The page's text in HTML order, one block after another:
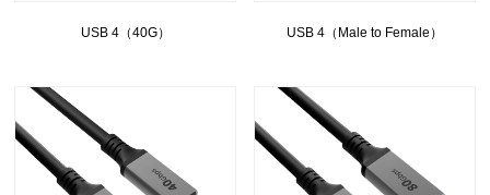
USB 4（40G） USB 4（Male to Female）